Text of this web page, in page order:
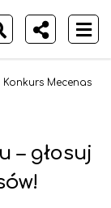
Konkurs Mecenas
– głosuj